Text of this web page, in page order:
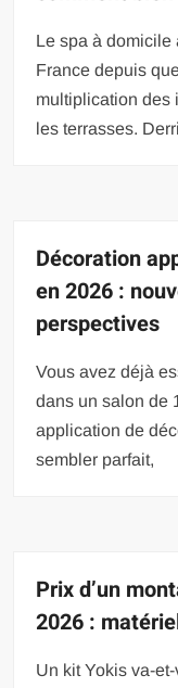
Le spa à domicile
France depuis
multiplication des
les terrasses.
Décoration
en 2026 :
perspectives
Vous avez déjà
dans un salon de
application de
sembler parfait,
Prix d’un
2026 :
Un kit Yokis va-